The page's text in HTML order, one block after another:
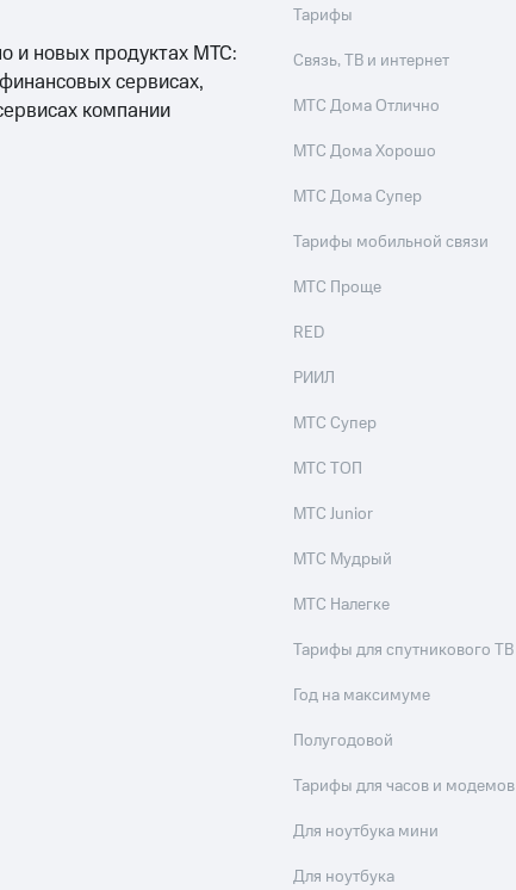
и новых продуктах МТС:
сервисах,
компании
Тарифы
Связь, ТВ и интернет
МТС Дома Отлично
МТС Дома Хорошо
МТС Дома Супер
Тарифы мобильной связи
МТС Проще
RED
РИИЛ
МТС Супер
МТС ТОП
МТС Junior
МТС Мудрый
МТС Налегке
Тарифы для спутникового ТВ
Год на максимуме
Полугодовой
Тарифы для часов и модемов
Для ноутбука мини
Для ноутбука